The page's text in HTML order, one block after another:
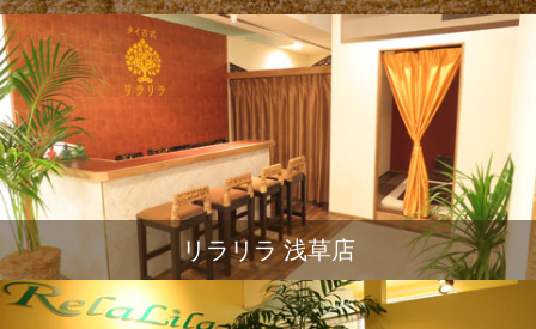
リラリラ 浅草店